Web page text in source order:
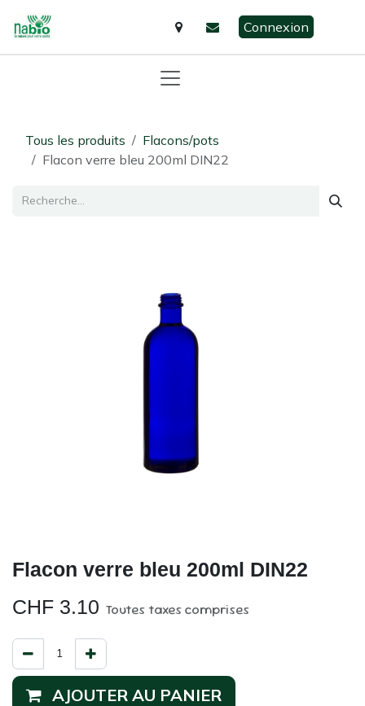
Connexion
Tous les produits
Flacons/pots
Flacon verre bleu 200ml DIN22
Flacon verre bleu 200ml DIN22
CHF 3.10 Toutes taxes comprises
AJOUTER AU PANIER